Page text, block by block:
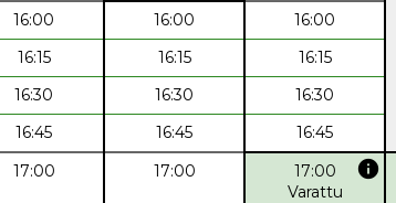
16:00 16:00 16:00
16:15 16:15 16:15
16:30 16:30 16:30
16:45 16:45 16:45
17:00 17:00 17:00 info
Varattu